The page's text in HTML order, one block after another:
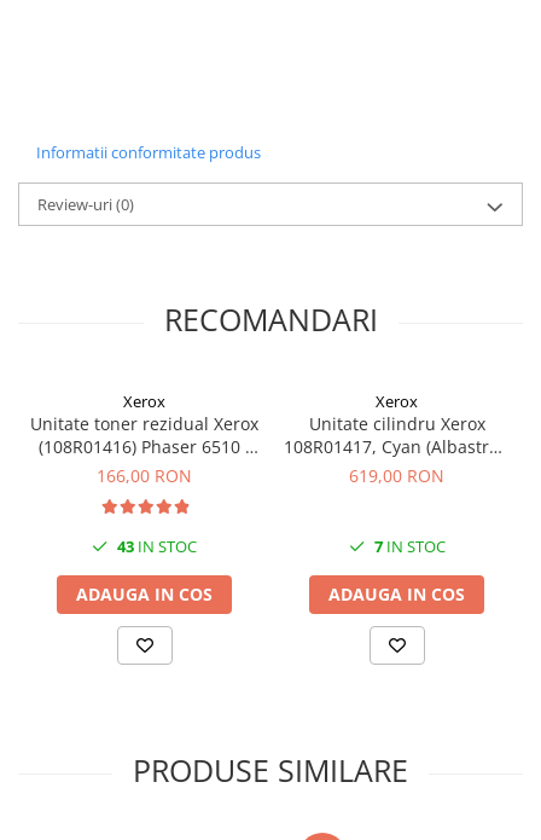
Informatii conformitate produs
Review-uri(0)
RECOMANDARI
Xerox
Unitate toner rezidual Xerox
(108R01416) Phaser 6510 /
WorkCentre 6515 /
C500/C505/C600/C605,
Original, 30.000 pagini
166,00 RON
43 IN STOC
ADAUGA IN COS
Xerox
Unitate cilindru Xerox
108R01417, Cyan (Albastru),
original, 48k pagini (Phaser
619,00 RON
7IN STOC
ADAUGA IN COS
PRODUSE SIMILARE